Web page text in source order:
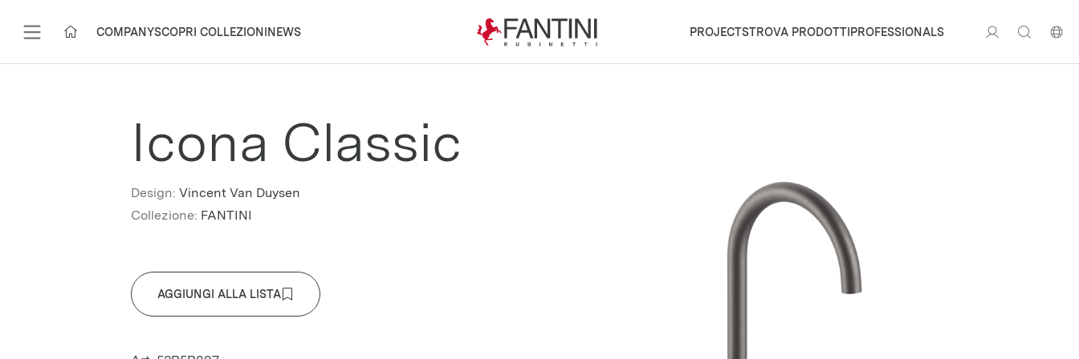
COMPANYSCOPRI COLLEZIONI NEWS PROJECTSTROVA PRODOTTI PROFESSIONALS
Icona Classic
Design: Vincent Van Duysen
Collezione: FANTINI
AGGIUNGI ALLA LISTA